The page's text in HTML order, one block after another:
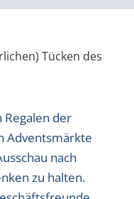
Tücken des
Regalen der
Adventsmärkte
nach
zu halten.